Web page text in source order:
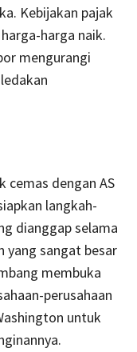
Kebijakan pajak
harga naik.
mengurangi
cemas dengan AS
langkah-
dianggap selama
yang sangat besar
membuka
perusahaan
untuk